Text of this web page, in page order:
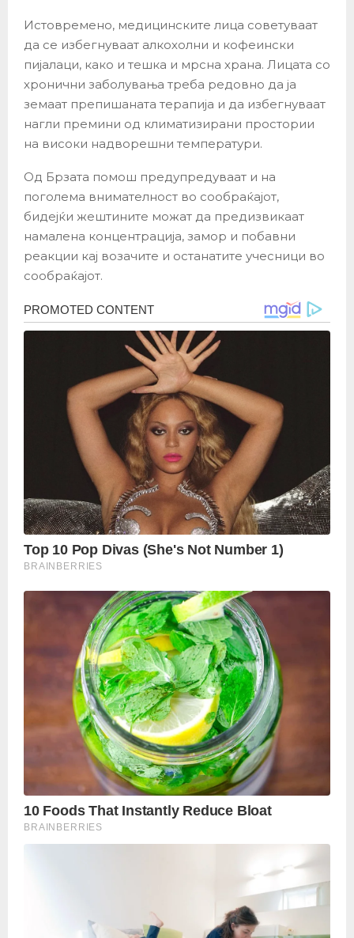
Истовремено, медицинските лица советуваат
да се избегнуваат алкохолни и кофеински
пијалаци, како и тешка и мрсна храна. Лицата со
хронични заболувања треба редовно да ја
земаат препишаната терапија и да избегнуваат
нагли премини од климатизирани простории
на високи надворешни температури.
Од Брзата помош предупредуваат и на
поголема внимателност во сообраќајот,
бидејќи жештините можат да предизвикаат
намалена концентрација, замор и побавни
реакции кај возачите и останатите учесници во
сообраќајот.